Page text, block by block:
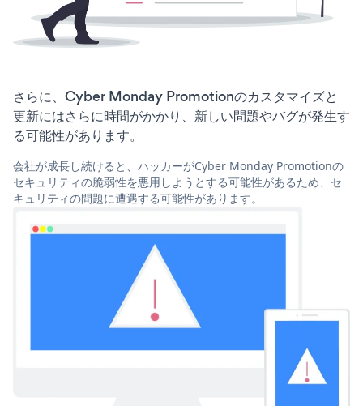
さらに、Cyber Monday Promotionのカスタマイズと
更新にはさらに時間がかかり、新しい問題やバグが発生す
る可能性があります。
会社が成長し続けると、ハッカーがCyber Monday Promotionの
セキュリティの脆弱性を悪用しようとする可能性があるため、セ
キュリティの問題に遭遇する可能性があります。